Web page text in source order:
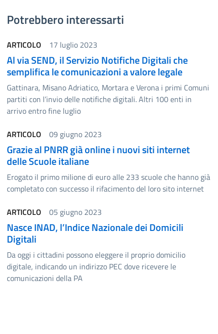
Potrebbero interessarti
ARTICOLO 17 luglio 2023
Al via SEND, il Servizio Notifiche Digitali che
semplifica le comunicazioni a valore legale
Gattinara, Misano Adriatico, Mortara e Verona i primi Comuni
partiti con l’invio delle notifiche digitali. Altri 100 enti in
arrivo entro fine luglio
ARTICOLO
09 giugno 2023
Grazie al PNRR già online i nuovi siti internet
delle Scuole italiane
Erogato il primo milione di euro alle 233 scuole che hanno già
completato con successo il rifacimento del loro sito internet
ARTICOLO
05 giugno 2023
Nasce INAD, l’Indice Nazionale dei Domicili
Digitali
Da oggi i cittadini possono eleggere il proprio domicilio
digitale, indicando un indirizzo PEC dove ricevere le
comunicazioni della PA